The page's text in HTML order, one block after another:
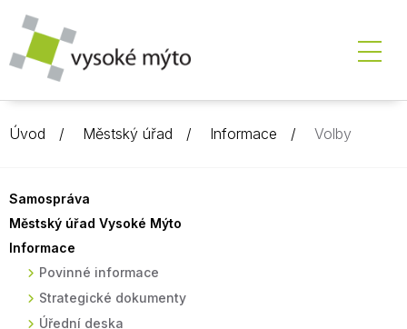
Úvod Městský úřad Informace Volby
Samospráva
Městský úřad Vysoké Mýto
Informace
Povinné informace
Strategické dokumenty
Úřední deska